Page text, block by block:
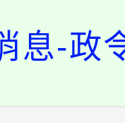
動會8/
舉行。
戶享有免
低收入戶
及科技中
息-政